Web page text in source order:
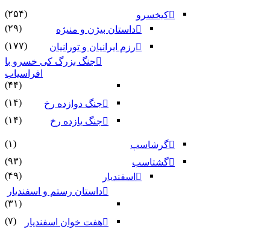
کیخسرو
(۲۵۴)
داستان بیژن و منیژه
(۲۹)
رزم ایرانیان و تورانیان
(۱۷۷)
جنگ بزرگ کی خسرو با
افراسیاب
(۴۴)
جنگ دوازده رخ
(۱۴)
جنگ یازده رخ
(۱۴)
گرشاسپ
(۱)
گشتاسب
(۹۳)
اسفندیار
(۴۹)
داستان رستم و اسفندیار
(۳۱)
هفت خوان اسفندیار
(۷)